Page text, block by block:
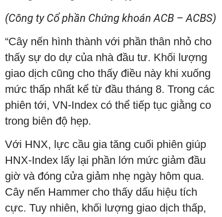
(Công ty Cổ phần Chứng khoán ACB – ACBS)
“Cây nến hình thành với phần thân nhỏ cho
thấy sự do dự của nhà đầu tư. Khối lượng
giao dịch cũng cho thấy điều này khi xuống
mức thấp nhất kể từ đầu tháng 8. Trong các
phiên tới, VN-Index có thể tiếp tục giằng co
trong biên độ hẹp.
Với HNX, lực cầu gia tăng cuối phiên giúp
HNX-Index lấy lại phần lớn mức giảm đầu
giờ và đóng cửa giảm nhẹ ngày hôm qua.
Cây nến Hammer cho thấy dấu hiệu tích
cực. Tuy nhiên, khối lượng giao dịch thấp,